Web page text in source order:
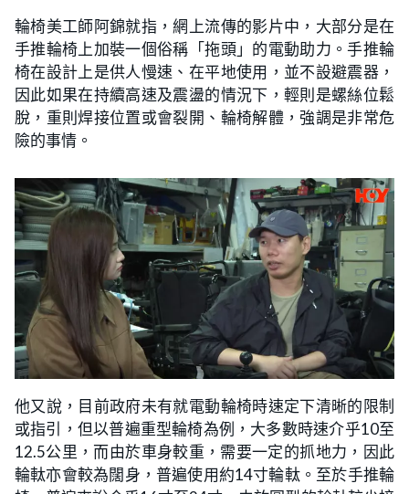
輪椅美工師阿錦就指，網上流傳的影片中，大部分是在
手推輪椅上加裝一個俗稱「拖頭」的電動助力。手推輪
椅在設計上是供人慢速、在平地使用，並不設避震器，
因此如果在持續高速及震盪的情況下，輕則是螺絲位鬆
脫，重則焊接位置或會裂開、輪椅解體，強調是非常危
險的事情。
他又說，目前政府未有就電動輪椅時速定下清晰的限制
或指引，但以普遍重型輪椅為例，大多數時速介乎10至
12.5公里，而由於車身較重，需要一定的抓地力，因此
輪軚亦會較為闊身，普遍使用約14寸輪軚。至於手推輪